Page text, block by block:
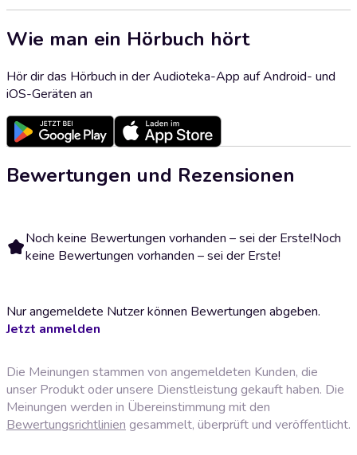
Wie man ein Hörbuch hört
Hör dir das Hörbuch in der Audioteka-App auf Android- und
iOS-Geräten an
Bewertungen und Rezensionen
Noch keine Bewertungen vorhanden – sei der Erste!Noch
keine Bewertungen vorhanden – sei der Erste!
Nur angemeldete Nutzer können Bewertungen abgeben.
Jetzt anmelden
Die Meinungen stammen von angemeldeten Kunden, die
unser Produkt oder unsere Dienstleistung gekauft haben. Die
Meinungen werden in Übereinstimmung mit den
Bewertungsrichtlinien gesammelt, überprüft und veröffentlicht.